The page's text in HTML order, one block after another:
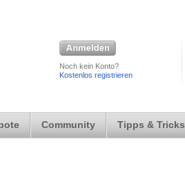
Noch kein Konto?
Kostenlos registrieren
Community Tipps & Tricks